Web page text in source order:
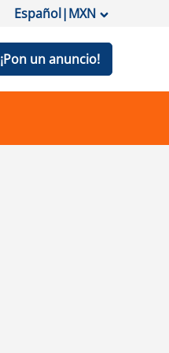
Español|MXN
¡Pon un anuncio!